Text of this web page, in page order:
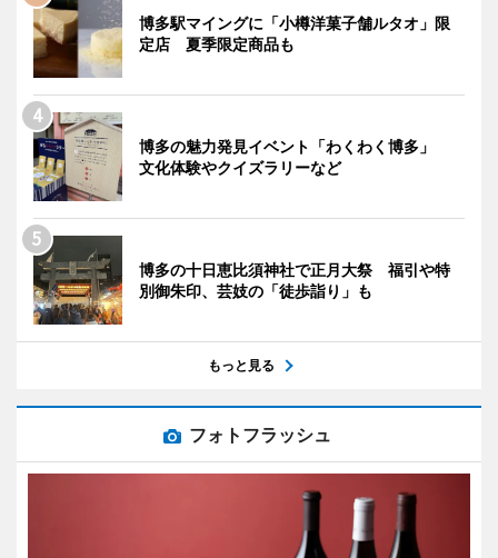
博多駅マイングに「小樽洋菓子舗ルタオ」限
定店 夏季限定商品も
博多の魅力発見イベント「わくわく博多」
文化体験やクイズラリーなど
博多の十日恵比須神社で正月大祭 福引や特
別御朱印、芸妓の「徒歩詣り」も
もっと見る
フォトフラッシュ